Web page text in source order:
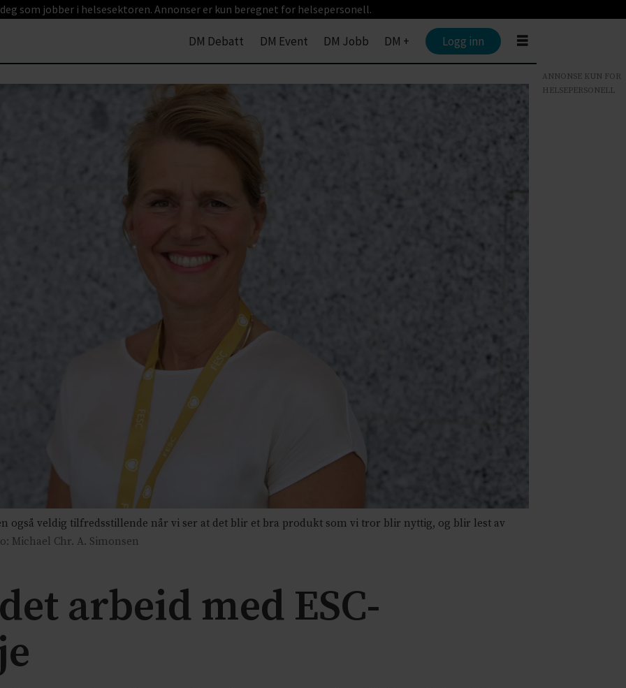
som jobber i helsesektoren. Annonser er kun beregnet for helsepersonell.
DM Debatt DM Event DM Jobb DM + Logg inn
også veldig tilfredsstillende når vi ser at det blir et bra produkt som vi tror blir nyttig, og blir lest av
Michael Chr. A. Simonsen
arbeid med ESC-
ANNONSE KUN FOR
HELSEPERSONELL